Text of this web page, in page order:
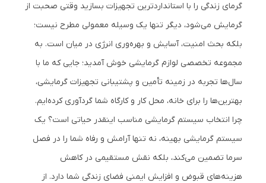
گرمای زندگی را با استانداردترین تجهیزات بسازید وقتی صحبت از
گرمایش می‌شود، دیگر تنها یک وسیله معمولی مطرح نیست؛
بلکه بحث امنیت، آسایش و بهره‌وری انرژی در میان است. به
مجموعه تخصصی لوازم گرمایشی خوش آمدید؛ جایی که ما با
سال‌ها تجربه در زمینه تأمین و پشتیبانی تجهیزات گرمایشی،
بهترین‌ها را برای خانه، محل کار و کارگاه شما گردآوری کرده‌ایم.
چرا انتخاب سیستم گرمایشی مناسب اینقدر حیاتی است؟ یک
سیستم گرمایشی بهینه، نه تنها آرامش و رفاه شما را در فصل
سرما تضمین می‌کند، بلکه نقش مستقیمی در کاهش
هزینه‌های قبوض و افزایش ایمنی فضای زندگی شما دارد. از